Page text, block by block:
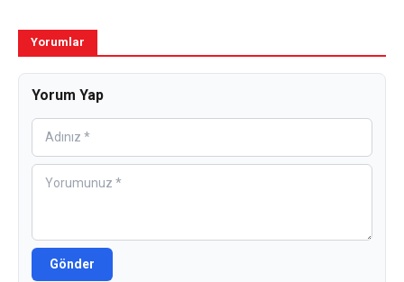
Yorumlar
Yorum Yap
Gönder